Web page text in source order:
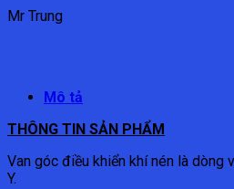
Mr Trung
Mô tả
THÔNG TIN SẢN PHẨM
Van góc điều khiển khí nén là dòng
Y.